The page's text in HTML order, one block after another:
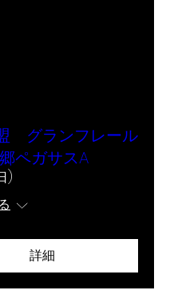
グランフレール
ペガサスA
)
詳細